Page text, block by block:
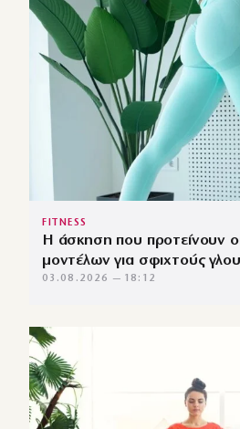
FITNESS
Η άσκηση που προτείνουν
μοντέλων για σφιχτούς
03.08.2026 — 18:12